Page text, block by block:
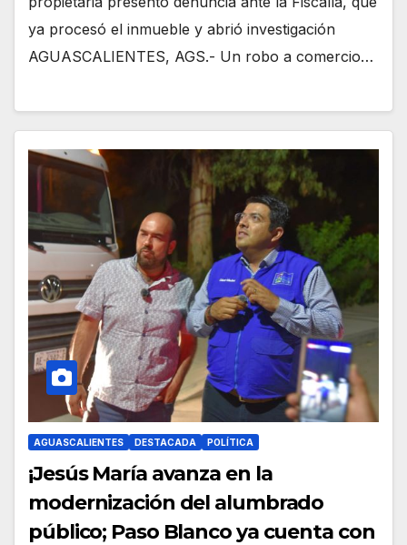
ya procesó el inmueble y abrió investigación
AGUASCALIENTES, AGS.- Un robo a comercio…
AGUASCALIENTES DESTACADA POLÍTICA
¡Jesús María avanza en la
modernización del alumbrado
público; Paso Blanco ya cuenta con